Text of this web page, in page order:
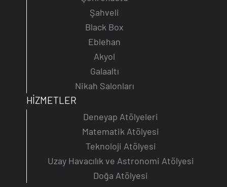
Şahveli
Black Box
Eblehan
Akyol
Galaaltı
Nikah Salonları
HİZMETLER
Deneyap Atölyeleri
Matematik Atölyesi
Teknoloji Atölyesi
Uzay Havacılık ve Astronomi Atölyesi
Doğa Atölyesi